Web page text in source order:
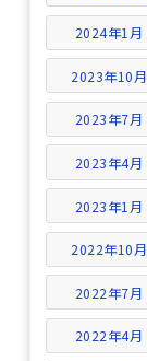
2024年1月
2023年10月
2023年7月
2023年4月
2023年1月
2022年10月
2022年7月
2022年4月